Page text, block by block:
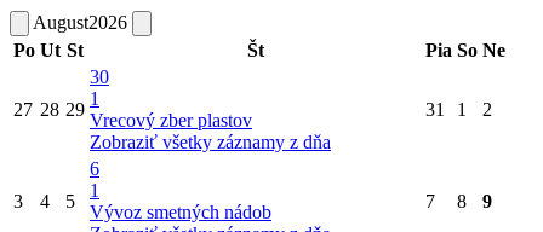
August2026
Po Ut St Št Pia So Ne
27 28 29
30
1
Vrecový zber plastov
Zobraziť všetky záznamy z dňa
31 1 2
3 4 5
6
1
Vývoz smetných nádob
7 8 9